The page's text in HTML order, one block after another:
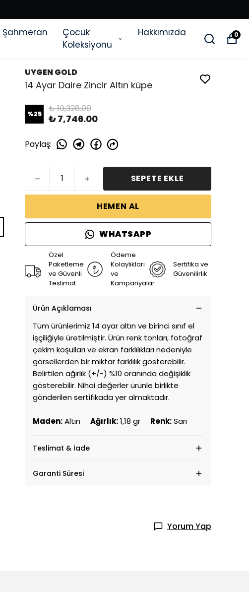
Şahmeran
Çocuk
Koleksiyonu
Hakkımızda 0
UYGEN GOLD
14 Ayar Daire Zincir Altın küpe
%25 ₺ 10,328.00
₺ 7,746.00
Paylaş:
SEPETE EKLE
HEMEN AL
WHATSAPP
Özel
Paketleme
ve Güvenli
Teslimat
Ödeme
Kolaylıkları
ve
Kampanyalar
Sertifika ve
Güvenilirlik
Ürün Açıklaması
Tüm ürünlerimiz 14 ayar altın ve birinci sınıf el
işçiliğiyle üretilmiştir. Ürün renk tonları, fotoğraf
çekim koşulları ve ekran farklılıkları nedeniyle
görsellerden bir miktar farklılık gösterebilir.
Belirtilen ağırlık (+/-) %10 oranında değişiklik
gösterebilir. Nihai değerler ürünle birlikte
gönderilen sertifikada yer almaktadır.
Maden:Altın Ağırlık:1,18 gr Renk:Sarı
Teslimat & İade
Garanti Süresi
Yorum Yap